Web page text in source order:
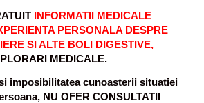
INFORMATII MEDICALE
PERSONALA DESPRE
SI ALTE BOLI DIGESTIVE,
MEDICALE.
imposibilitatea cunoasterii situatiei
NU OFER CONSULTATII